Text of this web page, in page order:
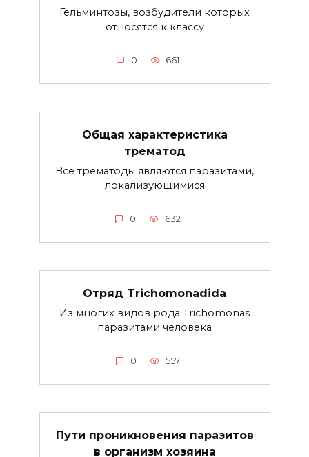
Гельминтозы, возбудители которых
относятся к классу
0 661
Общая характеристика
трематод
Все трематоды являются паразитами,
локализующимися
0 632
Отряд Trichomonadida
Из многих видов рода Trichomonas
паразитами человека
0 557
Пути проникновения паразитов
в организм хозяина